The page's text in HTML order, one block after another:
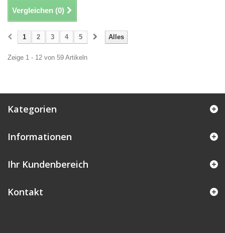
Vergleichen (0)
Alles
1 2 3 4 5
Zeige 1 - 12 von 59 Artikeln
Kategorien
Informationen
Ihr Kundenbereich
Kontakt